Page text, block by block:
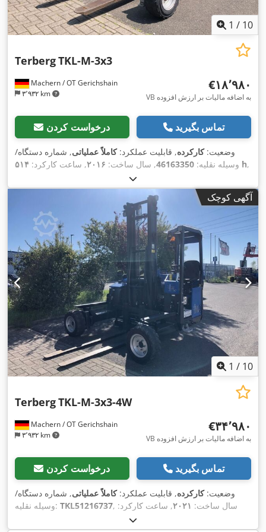
1 / 10
Machern / OT Gerichshain
۳٬۹۳۲ km
TerbergTKL-M-3x3
‎€۱۸٬۹۸۰
VB به اضافه مالیات بر ارزش افزوده
درخواست کردن تماس بگیرید
وضعیت:کارکرده, قابلیت عملکرد:کاملاً عملیاتی, شماره دستگاه/
وسیله نقلیه: 46163350, سال ساخت: ۲۰۱۶, ساعت کارکرد: ۵۱۴ h,
, ارتفاع بالابری:
سوخت:دیزل, نوع دکل:سیمپلکس, وزن خالی:۲٬۱۲۰ کیلوگرم
, نوع
آگهی کوچک
1 / 10
Machern / OT Gerichshain
۳٬۹۳۲ km
TerbergTKL-M-3x3-4W
‎€۳۴٬۹۸۰
VB به اضافه مالیات بر ارزش افزوده
درخواست کردن تماس بگیرید
وضعیت:کارکرده, قابلیت عملکرد:کاملاً عملیاتی, شماره دستگاه/
وسیله نقلیه: TKL51216737 , سال ساخت: ۲۰۲۱, ساعت کارکرد:
, ارتفاع بالابری: